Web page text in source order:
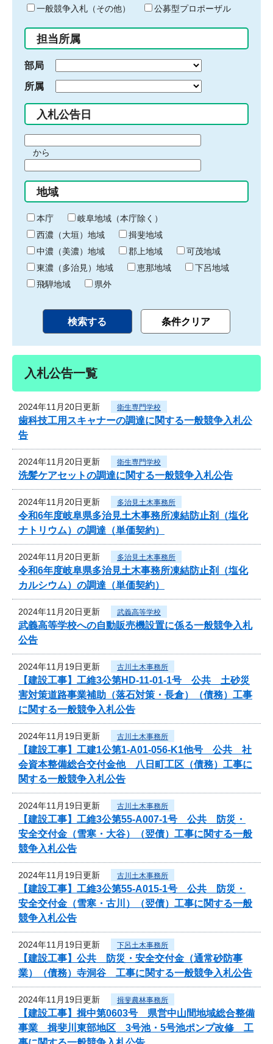
ド
入
力
一般競争入札（その他）
公募型プロポーザル
担当所属
部局
所属
入札公告日
間
始
り
から
間
終
わ
り
地域
本庁
岐阜地域（本庁除く）
西濃（大垣）地域
揖斐地域
中濃（美濃）地域
郡上地域
可茂地域
東濃（多治見）地域
恵那地域
下呂地域
飛騨地域
県外
入札公告一覧
2024年11月20日更新 衛生専門学校
歯科技工用スキャナーの調達に関する一般競争入札公
告
2024年11月20日更新 衛生専門学校
洗髪ケアセットの調達に関する一般競争入札公告
2024年11月20日更新 多治見土木事務所
令和6年度岐阜県多治見土木事務所凍結防止剤（塩化
ナトリウム）の調達（単価契約）
2024年11月20日更新 多治見土木事務所
令和6年度岐阜県多治見土木事務所凍結防止剤（塩化
カルシウム）の調達（単価契約）
2024年11月20日更新 武義高等学校
武義高等学校への自動販売機設置に係る一般競争入札
公告
2024年11月19日更新 古川土木事務所
【建設工事】工維3公第HD-11-01-1号 公共 土砂災
害対策道路事業補助（落石対策・長倉）（債務）工事
に関する一般競争入札公告
2024年11月19日更新 古川土木事務所
【建設工事】工建1公第1-A01-056-K1他号 公共 社
会資本整備総合交付金他 八日町工区（債務）工事に
関する一般競争入札公告
2024年11月19日更新 古川土木事務所
【建設工事】工維3公第55-A007-1号 公共 防災・
安全交付金（雪寒・大谷）（翌債）工事に関する一般
競争入札公告
2024年11月19日更新 古川土木事務所
【建設工事】工維3公第55-A015-1号 公共 防災・
安全交付金（雪寒・古川）（翌債）工事に関する一般
競争入札公告
2024年11月19日更新 下呂土木事務所
【建設工事】公共 防災・安全交付金（通常砂防事
業）（債務）寺洞谷 工事に関する一般競争入札公告
2024年11月19日更新 揖斐農林事務所
【建設工事】揖中第0603号 県営中山間地域総合整備
事業 揖斐川東部地区 3号池・5号池ポンプ改修 工